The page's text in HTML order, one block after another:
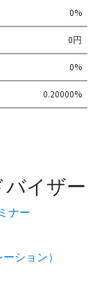
0%
0円
0%
0.20000%
イザー
ナー
ション）